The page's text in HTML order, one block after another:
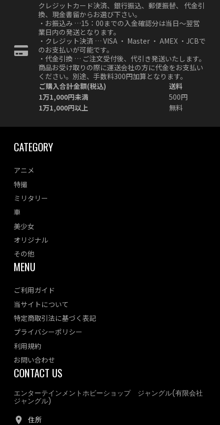
クレジットカード決済、銀行振込、郵便振替、 代金引
換、現金書留からお選び下さい。
・お振込み …15：00までの入金確認分は当日～翌営
業日内の発送となります。
・クレジット決済 … VISA ・ Master ・ AMEX ・JCBで
のお支払いが可能です。
・代金引換 … ご注文受付後、代引き発送いたします。
商品お受け取りの際に運送会社の方に代金をお支払い
ください。別途、手数料300円加算となります。
ご購入合計金額(税込)
送料
1万1,000円未満
500円
1万1,000円以上
無料
CATEGORY
アニメ
特撮
ミリタリー
車
美少女
オリジナル
その他
MENU
ご利用ガイド
当サイトについて
特定商取引法に基づく表記
プライバシーポリシー
利用規約
お問い合わせ
CONTACT US
エンターテインメントホビーショップ ジャングル(有限会社
ジャングル)
住所